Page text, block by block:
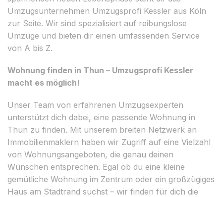
Umzugsunternehmen Umzugsprofi Kessler aus Köln
zur Seite. Wir sind spezialisiert auf reibungslose
Umzüge und bieten dir einen umfassenden Service
von A bis Z.
Wohnung finden in Thun – Umzugsprofi Kessler
macht es möglich!
Unser Team von erfahrenen Umzugsexperten
unterstützt dich dabei, eine passende Wohnung in
Thun zu finden. Mit unserem breiten Netzwerk an
Immobilienmaklern haben wir Zugriff auf eine Vielzahl
von Wohnungsangeboten, die genau deinen
Wünschen entsprechen. Egal ob du eine kleine
gemütliche Wohnung im Zentrum oder ein großzügiges
Haus am Stadtrand suchst – wir finden für dich die